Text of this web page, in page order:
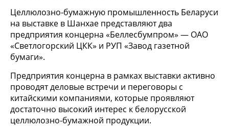
Целлюлозно-бумажную промышленность Беларуси
на выставке в Шанхае представляют два
предприятия концерна «Беллесбумпром» — ОАО
«Светлогорский ЦКК» и РУП «Завод газетной
бумаги».
Предприятия концерна в рамках выставки активно
проводят деловые встречи и переговоры с
китайскими компаниями, которые проявляют
достаточно высокий интерес к белорусской
целлюлозно-бумажной продукции.